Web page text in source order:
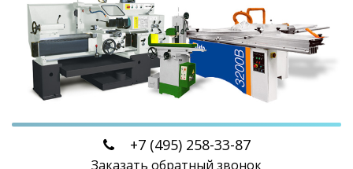
+7 (495)258-33-87
Заказать обратный звонок